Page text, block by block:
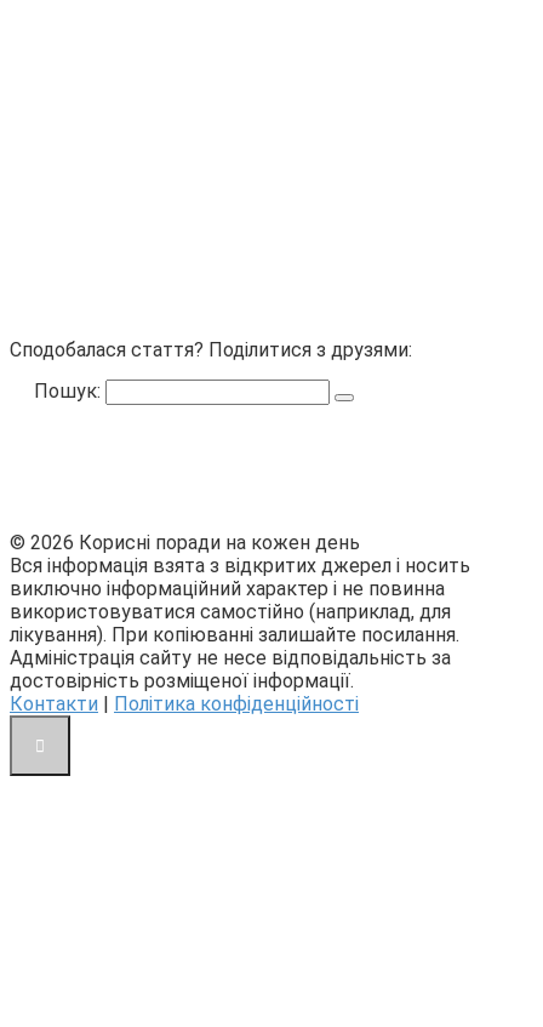
Сподобалася стаття? Поділитися з друзями:
Пошук:
© 2026 Корисні поради на кожен день
Вся інформація взята з відкритих джерел і носить
виключно інформаційний характер і не повинна
використовуватися самостійно (наприклад, для
лікування). При копіюванні залишайте посилання.
Адміністрація сайту не несе відповідальність за
достовірність розміщеної інформації.
Контакти
Політика конфіденційності